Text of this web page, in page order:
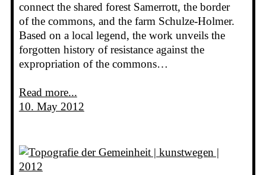
connect the shared forest Samerrott, the border
of the commons, and the farm Schulze-Holmer.
Based on a local legend, the work unveils the
forgotten history of resistance against the
expropriation of the commons…
Read more...
10. May 2012